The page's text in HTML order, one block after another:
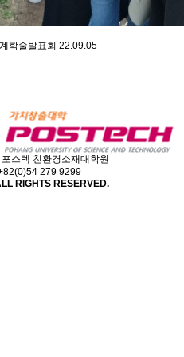
학술발표회 22.09.05
스텍 친환경소재대학원
279 9299
RIGHTS RESERVED.